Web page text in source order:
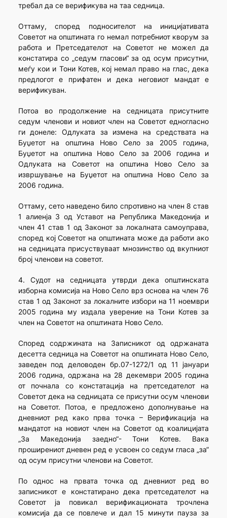
требал да се верификува на таа седница.
Оттаму, според подносителот на иницијативата
Советот на општината го немал потребниот кворум за
работа и Претседателот на Советот не можел да
констатира со „седум гласови“ за од осум присутни,
меѓу кои и Тони Котев, кој немал право на глас, дека
предлогот е прифатен и дека неговиот мандат е
верификуван.
Потоа во продолжение на седницата присутните
седум членови и новиот член на Советот едногласно
ги донеле: Одлуката за измена на средствата на
Буџетот на општина Ново Село за 2005 година,
Буџетот на општина Ново Село за 2006 година и
Одлуката на Советот на општина Ново Село за
извршување на Буџетот на општина Ново Село за
2006 година.
Оттаму, сето наведено било спротивно на член 8 став
1 алиенја 3 од Уставот на Република Македонија и
член 41 став 1 од Законот за локалната самоуправа,
според кој Советот на општината може да работи ако
на седницата присуствуваат мнозинство од вкупниот
број членови на советот.
4. Судот на седницата утврди дека општинската
изборна комисија на Ново Село врз основа на член 76
став 1 од Законот за локалните избори на 11 ноември
2005 година му издала уверение на Тони Котев за
член на Советот на општината Ново Село.
Според содржината на Записникот од одржаната
десетта седница на Советот на општината Ново Село,
заведен под деловоден бр.07-1272/1 од 11 јануари
2006 година, одржана на 28 декември 2005 година
от почнала со констатација на претседателот на
Советот дека на седницата се присутни осум членови
на Советот. Потоа, е предложено дополнување на
дневниот ред како прва точка – Верификација на
мандатот на новиот член на Советот од коалицијата
„За Македонија заедно“- Тони Котев. Вака
проширениот дневен ред е усвоен со седум гласа „за“
од осум присутни членови на Советот.
По однос на првата точка од дневниот ред во
записникот е констатирано дека претседателот на
Советот ја повикал верификационата трочлена
комисија да се повлече и дал 15 минути пауза за